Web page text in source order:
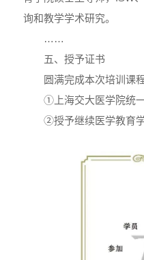
询和教学学术研究。
……
五、授予证书
圆满完成本次培训课
①上海交大医学院统
②授予继续医学教育